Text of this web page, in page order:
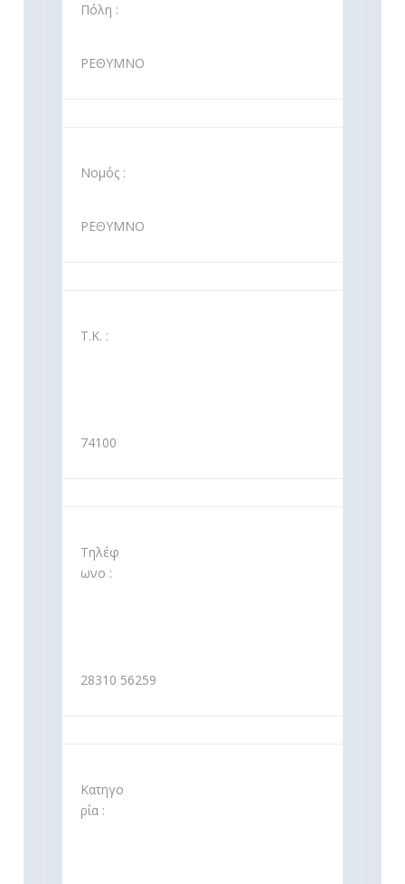
Πόλη :
ΡΕΘΥΜΝΟ
Νομός :
ΡΕΘΥΜΝΟ
Τ.Κ. :
74100
Τηλέφ
ωνο :
28310 56259
Κατηγο
ρία :